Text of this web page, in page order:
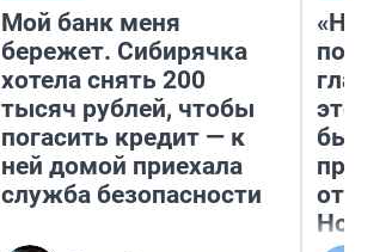
Мой банк меня
бережет. Сибирячка
хотела снять 200
тысяч рублей, чтобы
погасить кредит — к
ней домой приехала
служба безопасности
этого
бьет